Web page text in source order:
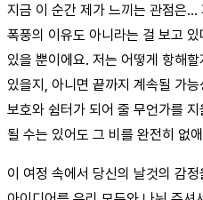
지금 이 순간 제가 느끼는 관점은…
폭풍의 이유도 아니라는 걸 보고
있을 뿐이에요. 저는 어떻게 항해
있을지, 아니면 끝까지 계속될 가
보호와 쉼터가 되어 줄 무언가를
될 수는 있어도 그 비를 완전히 없
이 여정 속에서 당신의 날것의 감